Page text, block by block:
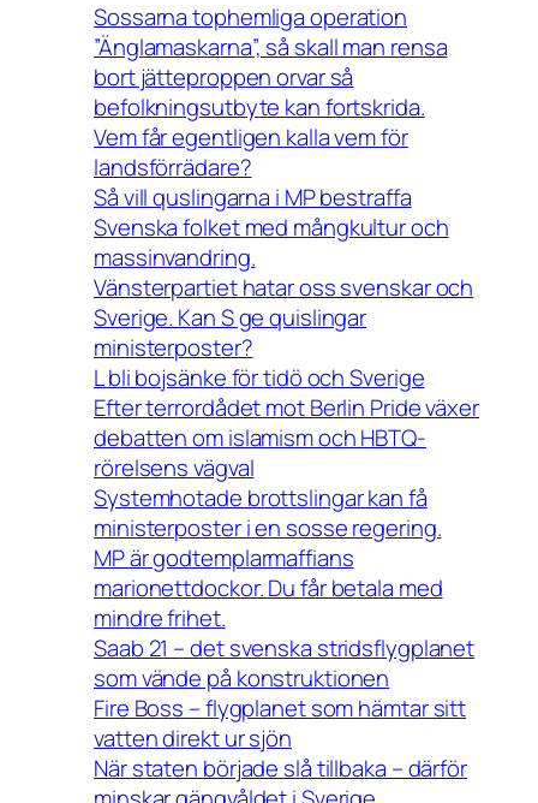
Sossarna tophemliga operation
”Änglamaskarna”, så skall man rensa
bort jätteproppen orvar så
befolkningsutbyte kan fortskrida.
Vem får egentligen kalla vem för
landsförrädare?
Så vill quslingarna i MP bestraffa
Svenska folket med mångkultur och
massinvandring.
Vänsterpartiet hatar oss svenskar och
Sverige. Kan S ge quislingar
ministerposter?
L bli bojsänke för tidö och Sverige
Efter terrordådet mot Berlin Pride växer
debatten om islamism och HBTQ-
rörelsens vägval
Systemhotade brottslingar kan få
ministerposter i en sosse regering.
MP är godtemplarmaffians
marionettdockor. Du får betala med
mindre frihet.
Saab 21 – det svenska stridsflygplanet
som vände på konstruktionen
Fire Boss – flygplanet som hämtar sitt
vatten direkt ur sjön
När staten började slå tillbaka – därför